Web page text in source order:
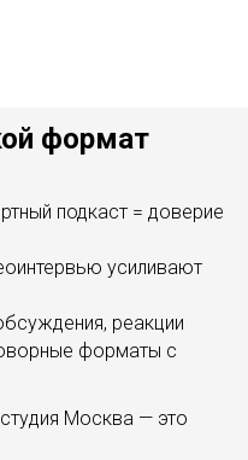
формат
подкаст = доверие
усиливают
реакции
форматы с
Москва — это